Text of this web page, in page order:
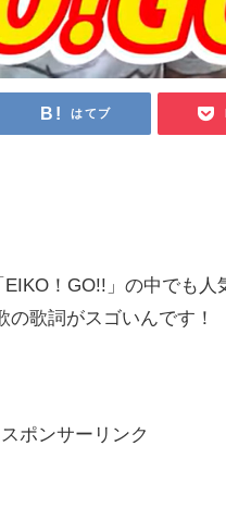
はてブ
！GO!!」の中でも
歌詞がスゴいんです！
スポンサーリンク